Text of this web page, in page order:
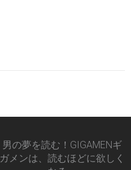
男の夢を読む！GIGAMENギ
ガメンは、読むほどに欲しく